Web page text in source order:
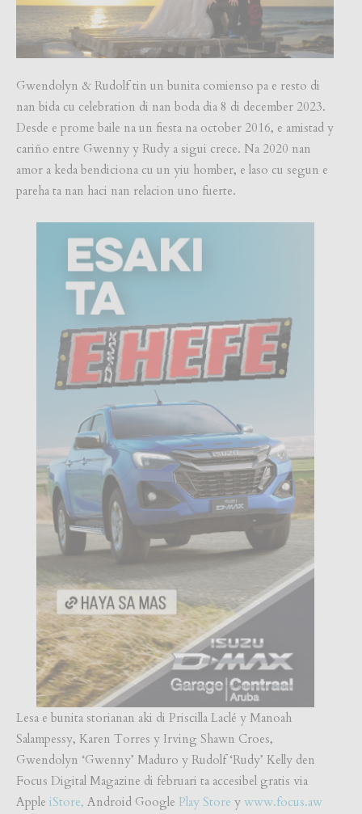
Gwendolyn & Rudolf tin un bunita comienso pa e resto di
nan bida cu celebration di nan boda dia 8 di december 2023.
Desde e prome baile na un fiesta na october 2016, e amistad y
cariño entre Gwenny y Rudy a sigui crece. Na 2020 nan
amor a keda bendiciona cu un yiu homber, e laso cu segun e
pareha ta nan haci nan relacion uno fuerte.
Lesa e bunita storianan aki di Priscilla Laclé y Manoah
Salampessy, Karen Torres y Irving Shawn Croes,
Gwendolyn ‘Gwenny’ Maduro y Rudolf ‘Rudy’ Kelly den
Focus Digital Magazine di februari ta accesibel gratis via
Apple iStore, Android Google Play Store y www.focus.aw